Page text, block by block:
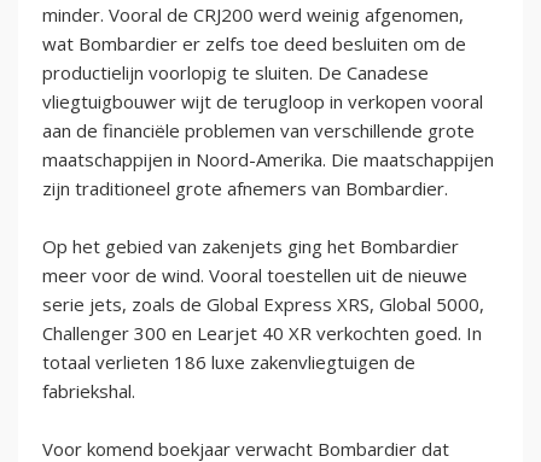
minder. Vooral de CRJ200 werd weinig afgenomen,
wat Bombardier er zelfs toe deed besluiten om de
productielijn voorlopig te sluiten. De Canadese
vliegtuigbouwer wijt de terugloop in verkopen vooral
aan de financiële problemen van verschillende grote
maatschappijen in Noord-Amerika. Die maatschappijen
zijn traditioneel grote afnemers van Bombardier.
Op het gebied van zakenjets ging het Bombardier
meer voor de wind. Vooral toestellen uit de nieuwe
serie jets, zoals de Global Express XRS, Global 5000,
Challenger 300 en Learjet 40 XR verkochten goed. In
totaal verlieten 186 luxe zakenvliegtuigen de
fabriekshal.
Voor komend boekjaar verwacht Bombardier dat